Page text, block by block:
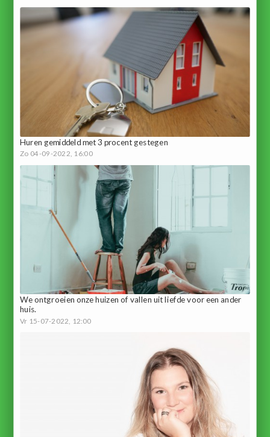
Huren gemiddeld met 3 procent gestegen
Zo 04-09-2022, 16:00
We ontgroeien onze huizen of vallen uit liefde voor een ander
huis.
Vr 15-07-2022, 12:00